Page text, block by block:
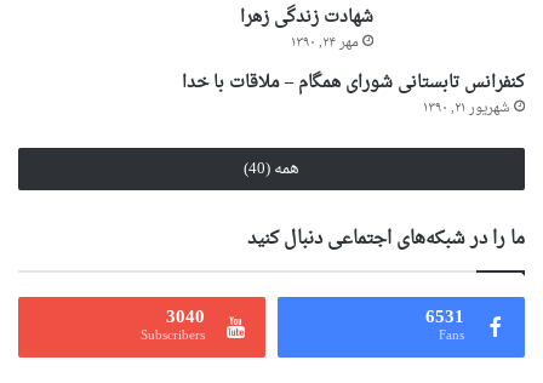
شهادت زندگی زهرا
مهر ۲۴, ۱۳۹۰
کنفرانس تابستانی شورای همگام – ملاقات با خدا
شهریور ۲۱, ۱۳۹۰
همه (40)
ما را در شبکه‌های اجتماعی دنبال کنید
6531
Fans
3040
Subscribers